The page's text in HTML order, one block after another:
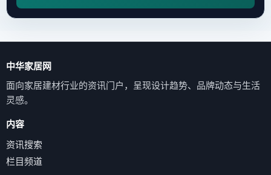
中华家居网
面向家居建材行业的资讯门户，呈现设计趋势、品牌动态与生活
灵感。
内容
资讯搜索
栏目频道